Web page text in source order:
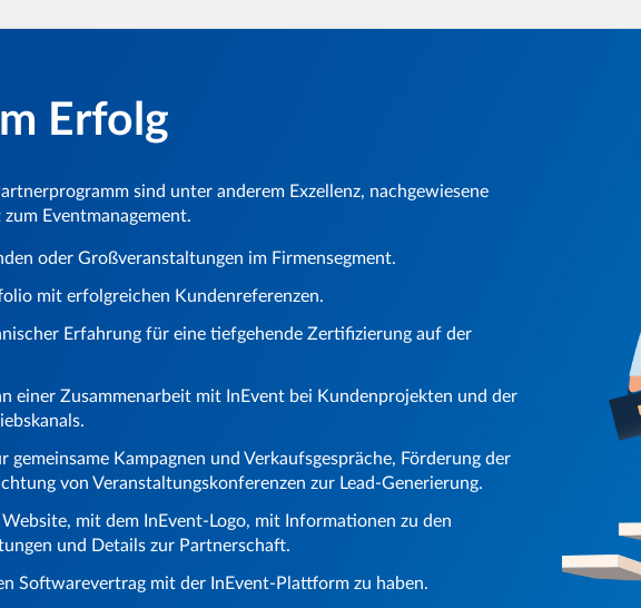
Erfolg
sind unter anderem Exzellenz, nachgewiesene
Eventmanagement.
oder Großveranstaltungen im Firmensegment.
mit erfolgreichen Kundenreferenzen.
Erfahrung für eine tiefgehende Zertifizierung auf der
einer Zusammenarbeit mit InEvent bei Kundenprojekten und der
gemeinsame Kampagnen und Verkaufsgespräche, Förderung der
von Veranstaltungskonferenzen zur Lead-Generierung.
mit dem InEvent-Logo, mit Informationen zu den
und Details zur Partnerschaft.
Softwarevertrag mit der InEvent-Plattform zu haben.